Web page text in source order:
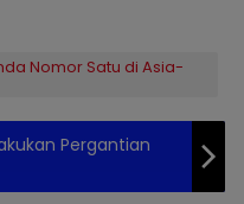
Nomor Satu di Asia-
Pergantian